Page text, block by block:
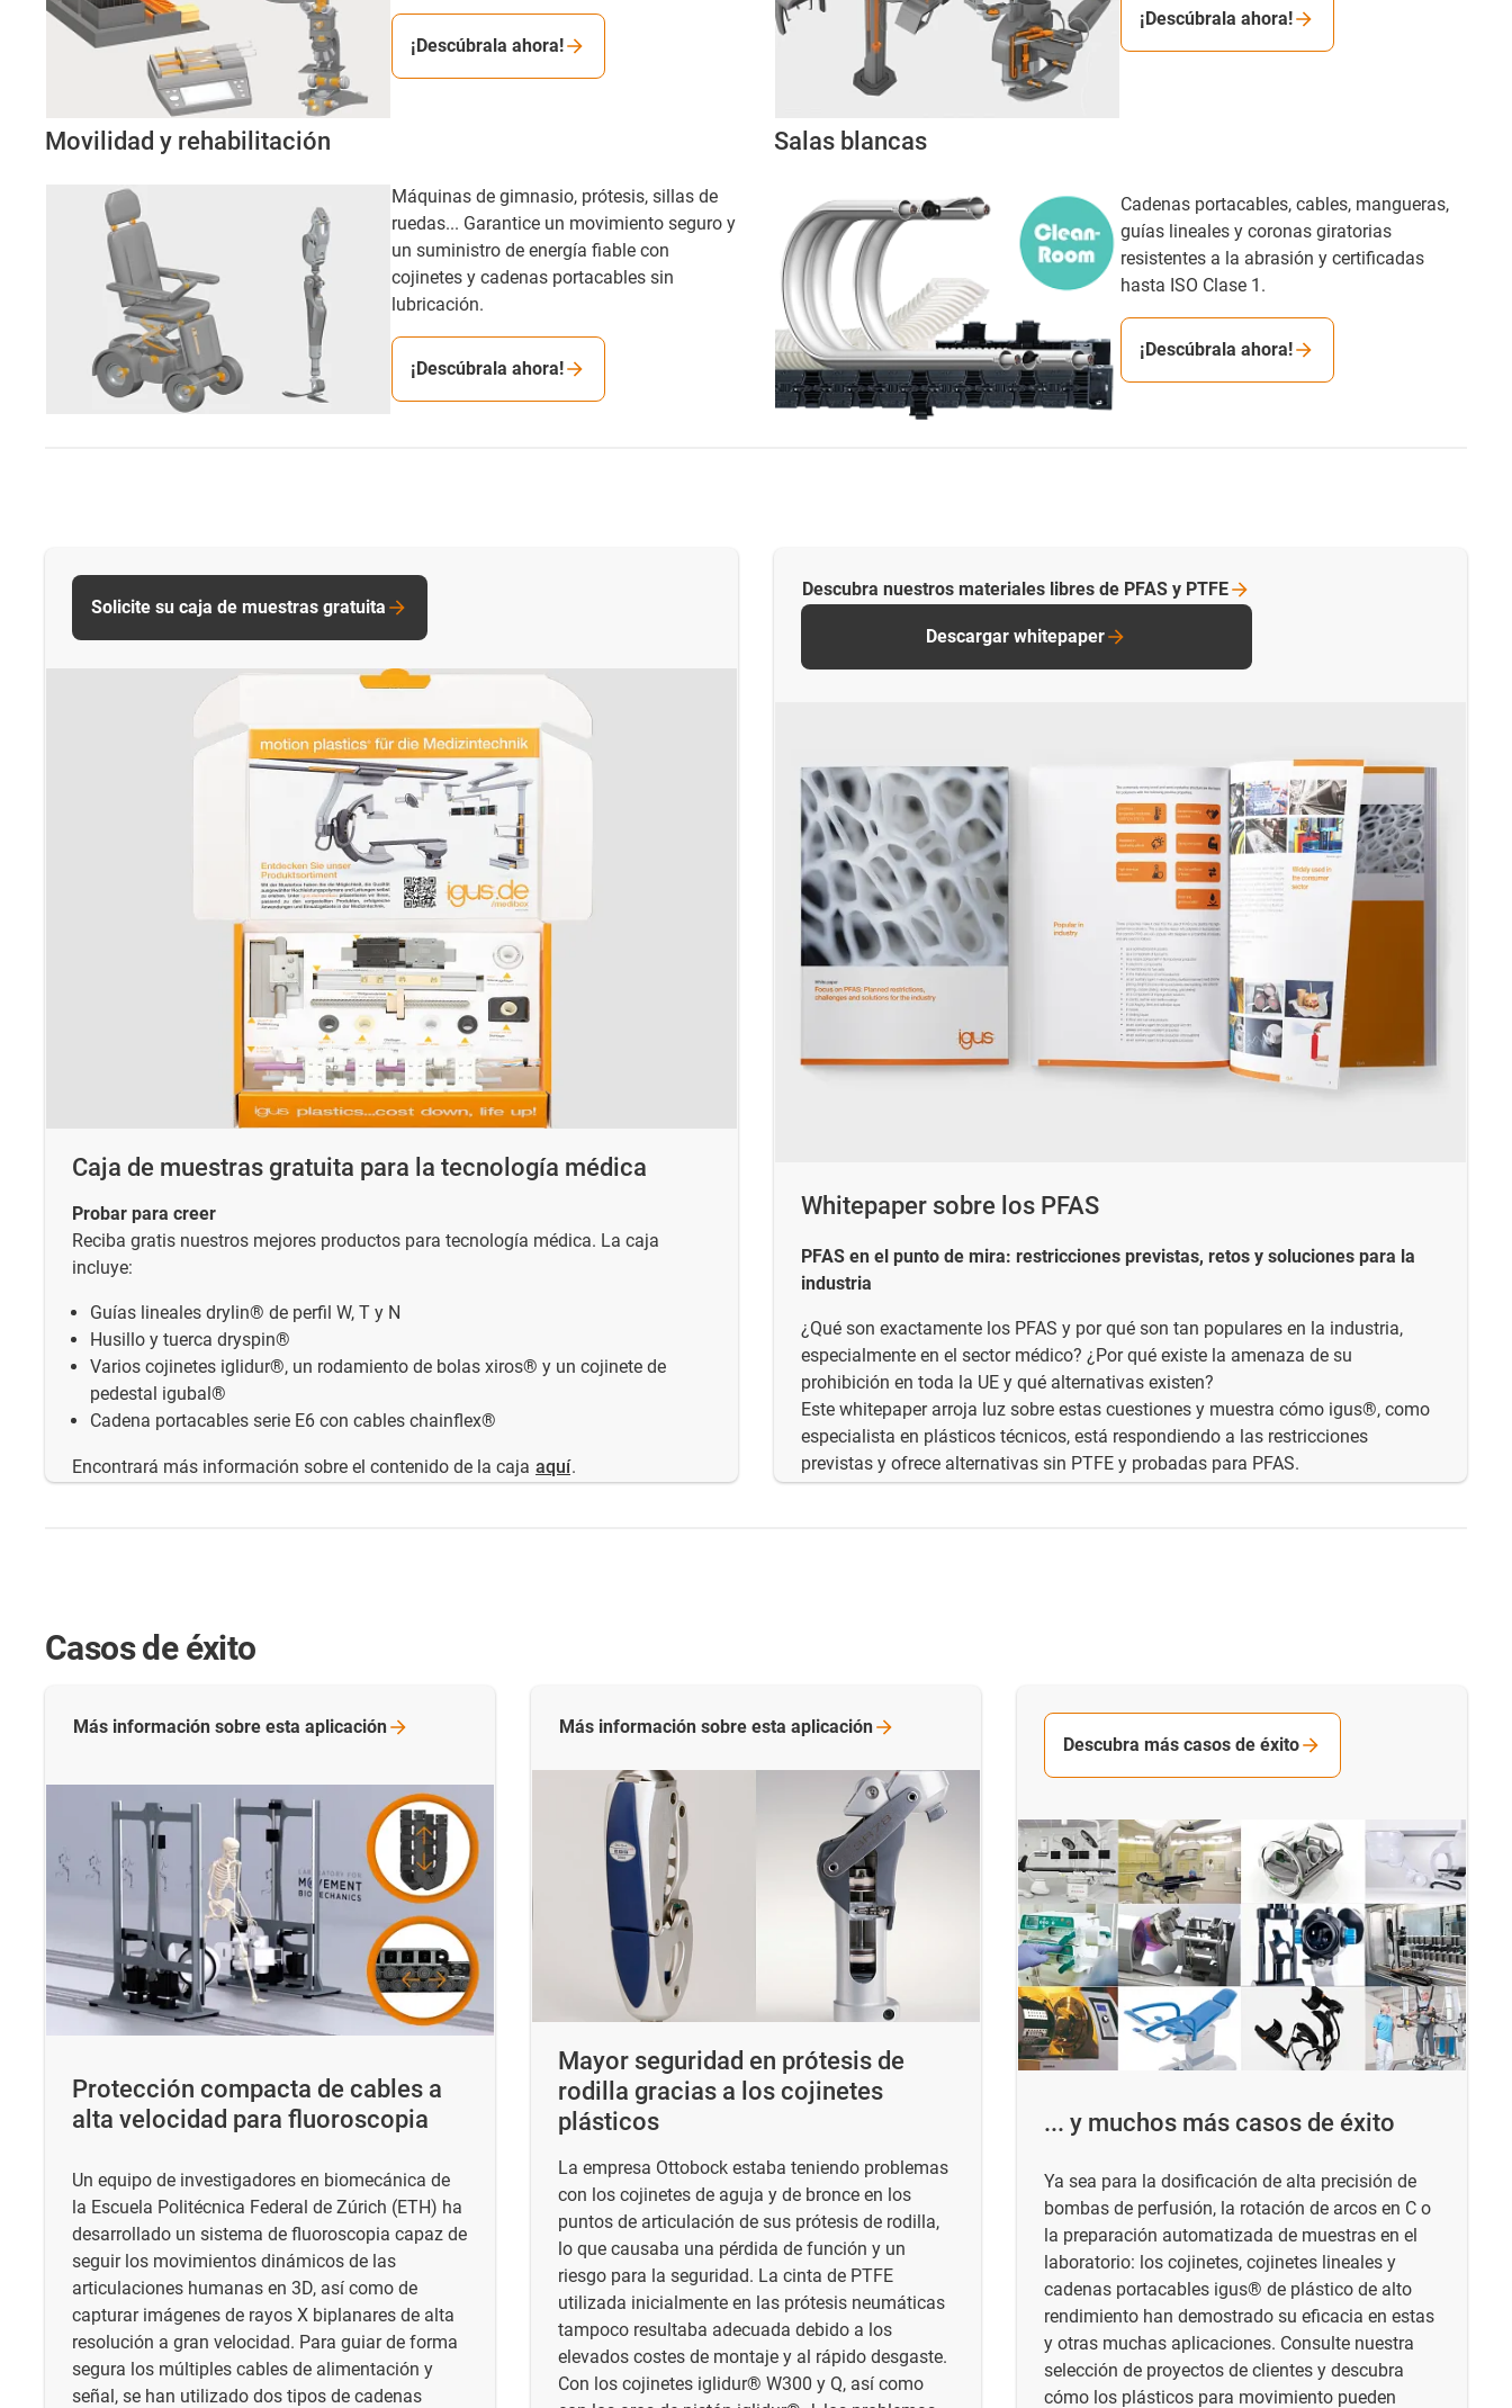
¡Descúbrala ahora!
¡Descúbrala ahora!
Movilidad y rehabilitación
Máquinas de gimnasio, prótesis, sillas de
ruedas... Garantice un movimiento seguro y
un suministro de energía fiable con
cojinetes y cadenas portacables sin
lubricación.​
¡Descúbrala ahora!
Salas blancas
Cadenas portacables, cables, mangueras,
guías lineales y coronas giratorias
resistentes a la abrasión y certificadas
hasta ISO Clase 1.
¡Descúbrala ahora!
Caja de muestras gratuita para la tecnología médica
Probar para creer
Reciba gratis nuestros mejores productos para tecnología médica. La caja
incluye:
Guías lineales drylin® de perfil W, T y N
Husillo y tuerca dryspin®
Varios cojinetes iglidur®, un rodamiento de bolas xiros® y un cojinete de
pedestal igubal®
Cadena portacables serie E6 con cables chainflex®
Encontrará más información sobre el contenido de la caja aquí.
Solicite su caja de muestras gratuita
Whitepaper sobre los PFAS
PFAS en el punto de mira: restricciones previstas, retos y soluciones para la
industria
¿Qué son exactamente los PFAS y por qué son tan populares en la industria,
especialmente en el sector médico? ¿Por qué existe la amenaza de su
prohibición en toda la UE y qué alternativas existen?
Este whitepaper arroja luz sobre estas cuestiones y muestra cómo igus®, como
especialista en plásticos técnicos, está respondiendo a las restricciones
previstas y ofrece alternativas sin PTFE y probadas para PFAS.
Descubra nuestros materiales libres de PFAS y PTFE
Descargar whitepaper
Casos de éxito
Protección compacta de cables a
alta velocidad para fluoroscopia
Un equipo de investigadores en biomecánica de
la Escuela Politécnica Federal de Zúrich (ETH) ha
desarrollado un sistema de fluoroscopia capaz de
seguir los movimientos dinámicos de las
articulaciones humanas en 3D, así como de
capturar imágenes de rayos X biplanares de alta
resolución a gran velocidad. Para guiar de forma
segura los múltiples cables de alimentación y
señal, se han utilizado dos tipos de cadenas
Más información sobre esta aplicación
Mayor seguridad en prótesis de
rodilla gracias a los cojinetes
plásticos
La empresa Ottobock estaba teniendo problemas
con los cojinetes de aguja y de bronce en los
puntos de articulación de sus prótesis de rodilla,
lo que causaba una pérdida de función y un
riesgo para la seguridad. La cinta de PTFE
utilizada inicialmente en las prótesis neumáticas
tampoco resultaba adecuada debido a los
elevados costes de montaje y al rápido desgaste.
Con los cojinetes iglidur® W300 y Q, así como
Más información sobre esta aplicación
... y muchos más casos de éxito
Ya sea para la dosificación de alta precisión de
bombas de perfusión, la rotación de arcos en C o
la preparación automatizada de muestras en el
laboratorio: los cojinetes, cojinetes lineales y
cadenas portacables igus® de plástico de alto
rendimiento han demostrado su eficacia en estas
y otras muchas aplicaciones. Consulte nuestra
selección de proyectos de clientes y descubra
cómo los plásticos para movimiento pueden
Descubra más casos de éxito